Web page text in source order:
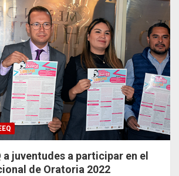
a juventudes a participar en el
de Oratoria 2022